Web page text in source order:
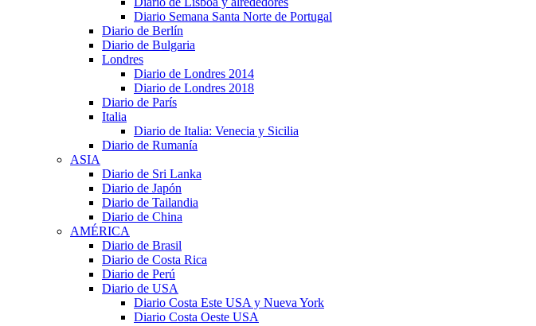
Diario Semana Santa Norte de Portugal
Diario de Berlín
Diario de Bulgaria
Londres
Diario de Londres 2014
Diario de Londres 2018
Diario de París
Italia
Diario de Italia: Venecia y Sicilia
Diario de Rumanía
ASIA
Diario de Sri Lanka
Diario de Japón
Diario de Tailandia
Diario de China
AMÉRICA
Diario de Brasil
Diario de Costa Rica
Diario de Perú
Diario de USA
Diario Costa Este USA y Nueva York
Diario Costa Oeste USA